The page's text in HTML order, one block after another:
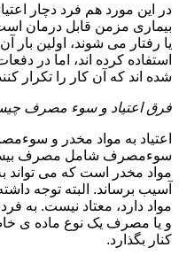
در این مورد هم فرد دچار
بیماری مزمن قابل درمان
یا رفتار می شوند، اولین بار
استفاده کرده اند، اما در
شده اند که آن کار را تکرار
فرق اعتیاد و سوء مصرف
اعتیاد به مواد مخدر و
سوءمصرف شامل مصرف بیش
مواد مخدر است که می تواند
آسیب برساند. البته توجه
مواد دارد، معتاد نیست. به
و یا مصرف یک نوع ماده ی خاص
کنار بگذارد.